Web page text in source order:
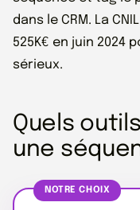
dans le CRM. La
525K€ en juin 2024
sérieux.
Quels
une
NOTRE CHOIX